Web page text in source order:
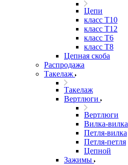
Цепи
класс Т10
класс Т12
класс Т6
класс Т8
Цепная скоба
Распродажа
Такелаж
Такелаж
Вертлюги
Вертлюги
Вилка-вилка
Петля-вилка
Петля-петля
Цепной
Зажимы